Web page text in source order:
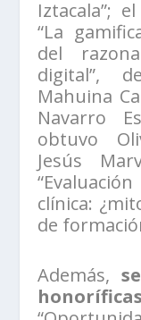
Iztacala”;
“La
del
digital”,
Mahuina
Navarro
obtuvo
Jesús
clínica:
de
Además,